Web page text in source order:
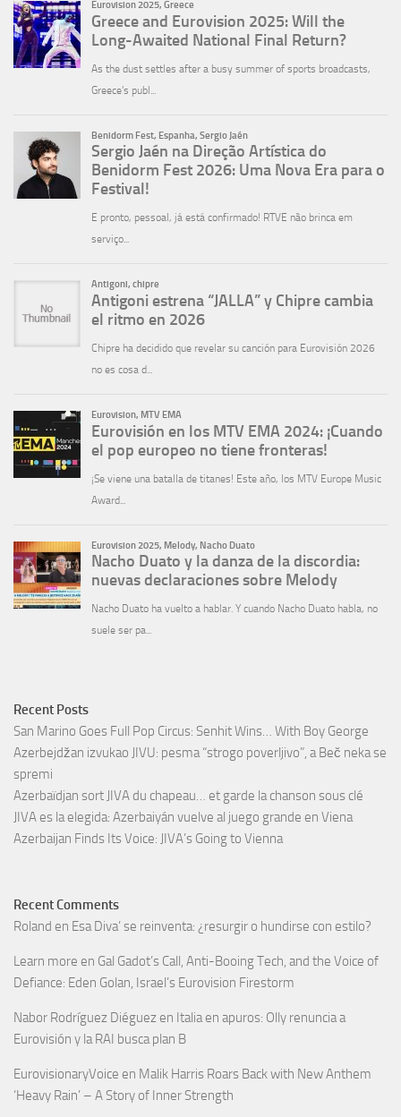
Recent Posts
San Marino Goes Full Pop Circus: Senhit Wins… With Boy George
Azerbejdžan izvukao JIVU: pesma “strogo poverljivo”, a Beč neka se
spremi
Azerbaïdjan sort JIVA du chapeau… et garde la chanson sous clé
JIVA es la elegida: Azerbaiyán vuelve al juego grande en Viena
Azerbaijan Finds Its Voice: JIVA’s Going to Vienna
Recent Comments
Roland en Esa Diva’ se reinventa: ¿resurgir o hundirse con estilo?
Learn more en Gal Gadot’s Call, Anti-Booing Tech, and the Voice of
Defiance: Eden Golan, Israel’s Eurovision Firestorm
Nabor Rodríguez Diéguez en Italia en apuros: Olly renuncia a
Eurovisión y la RAI busca plan B
EurovisionaryVoice en Malik Harris Roars Back with New Anthem
‘Heavy Rain’ – A Story of Inner Strength